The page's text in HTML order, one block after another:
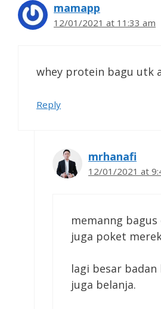
mamapp
12/01/2021 at 11:33 am
whey protein bagu utk
Reply
mrhanafi
12/01/2021 at
memanng
juga poket
lagi besar badan
juga belanja.